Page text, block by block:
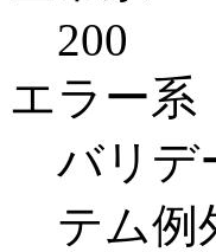
200
エラー系
バリデ
テム例